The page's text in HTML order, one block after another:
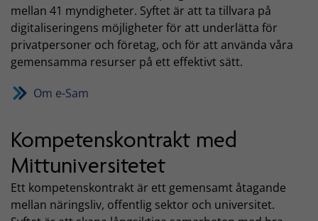
mellan 41 myndigheter. Syftet är att ta tillvara på
digitaliseringens möjligheter för att underlätta för
privatpersoner och företag, och för att använda våra
gemensamma resurser på ett effektivt sätt.
Om e-Sam
Kompetenskontrakt med
Mittuniversitetet
Ett kompetenskontrakt är ett gemensamt åtagande
mellan näringsliv, offentlig sektor och universitet.